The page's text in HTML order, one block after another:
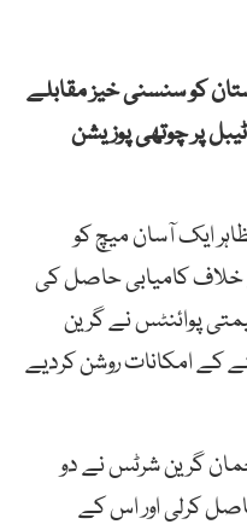
کو سنسنی خیز مقابلے
پر چوتھی پوزیشن
ایک آسان میچ کو
خلاف کامیابی حاصل کی
پوائنٹس نے گرین
کے امکانات روشن کردیے
گرین شرٹس نے دو
کرلی اور اس کے